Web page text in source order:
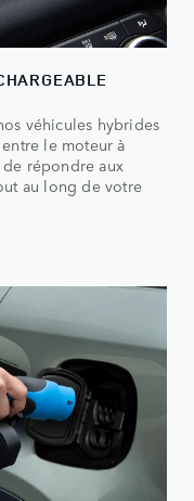
véhicules hybrides
le moteur à
répondre aux
au long de votre